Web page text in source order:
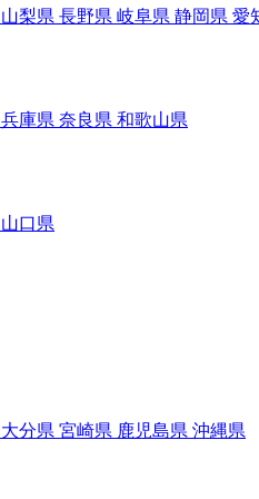
山梨県 長野県 岐阜県 静岡県 愛
兵庫県 奈良県 和歌山県
山口県
大分県 宮崎県 鹿児島県 沖縄県